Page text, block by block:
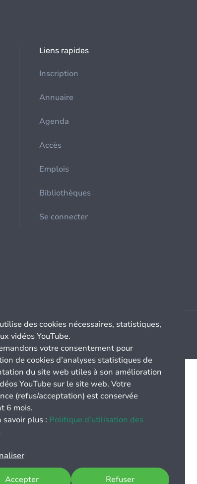
Liens rapides
Inscription
Annuaire
Agenda
Accès
Emplois
Bibliothèques
Se connecter
des cookies nécessaires, statistiques,
vidéos YouTube.
votre consentement pour
de cookies d’analyses statistiques de
du site web utiles à son amélioration
YouTube sur le site web. Votre
(refus/acceptation) est conservée
6 mois.
savoir plus : Politique d’utilisation des
Refuser
Accepter